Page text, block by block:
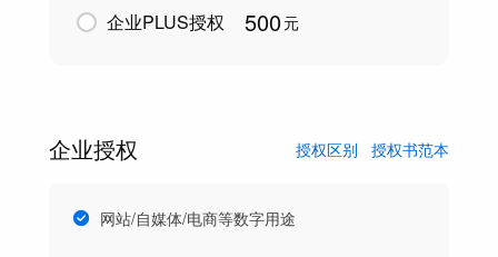
企业PLUS授权 500元
企业授权 授权区别 授权书范本
网站/自媒体/电商等数字用途